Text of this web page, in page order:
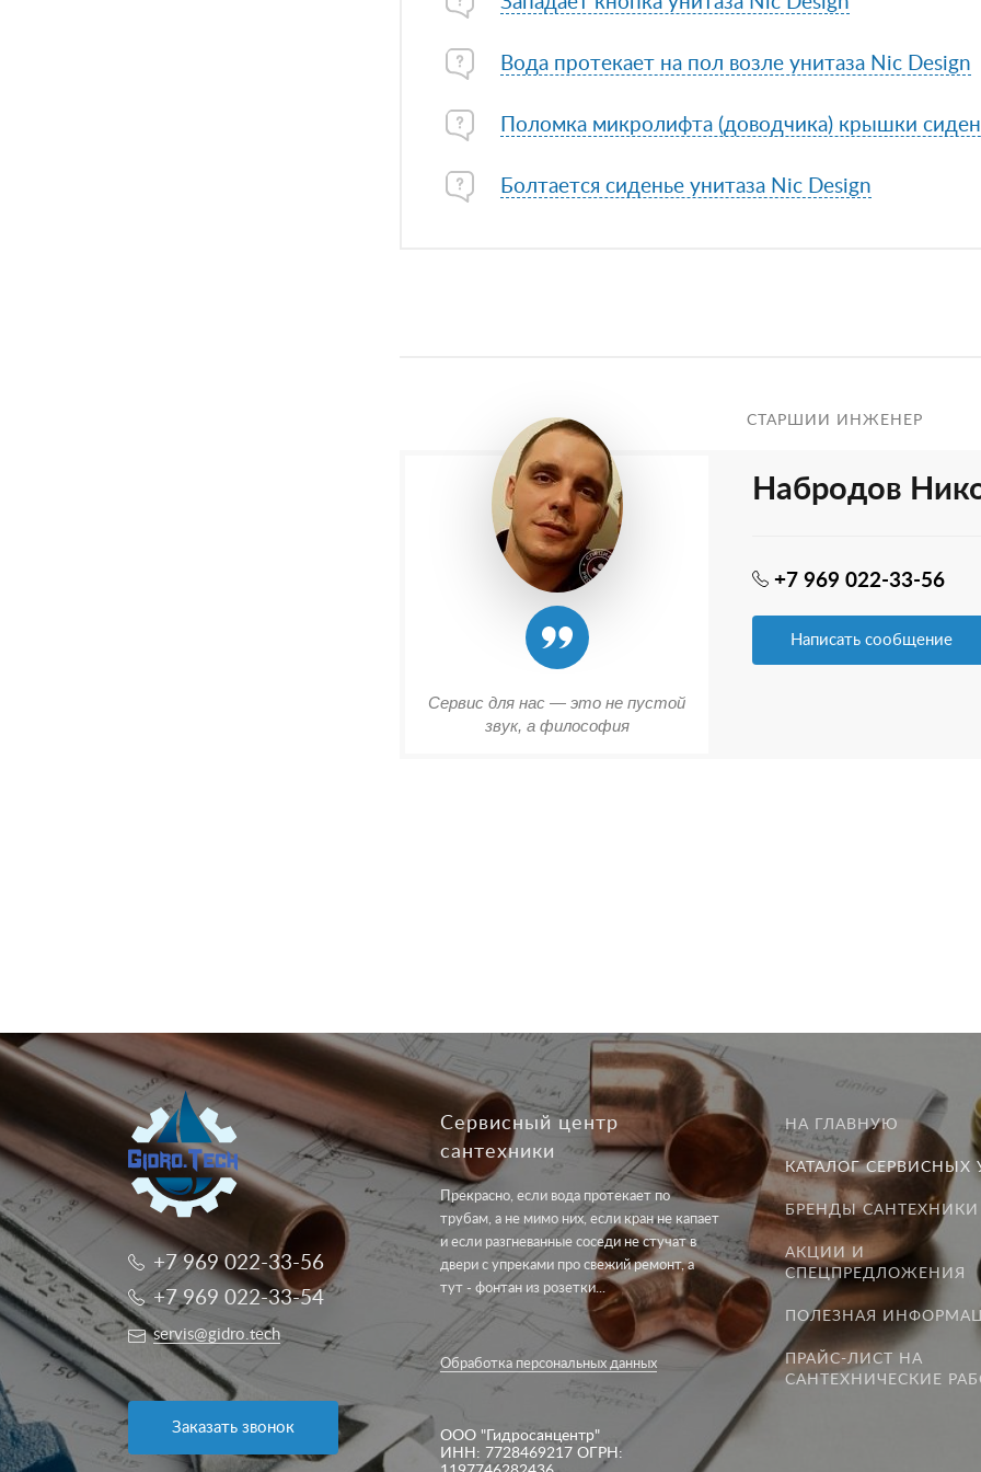
Вода протекает на пол возле унитаза Nic Design
Поломка микролифта (доводчика) крышки
Болтается сиденье унитаза Nic Design
СТАРШИЙ ИНЖЕНЕР
Набродов
+7 969 022-33-56
Написать сообщение
Сервис для нас — это не пустой
звук, а философия
+7 969 022-33-56
+7 969 022-33-54
servis@gidro.tech
Заказать звонок
Сервисный центр
сантехники
Прекрасно, если вода протекает по
трубам, а не мимо них, если кран не капает
и если разгневанные соседи не стучат в
двери с упреками про свежий ремонт, а
тут - фонтан из розетки...
Обработка персональных данных
ООО "Гидросанцентр"
ИНН: 7728469217 ОГРН:
НА ГЛАВНУЮ
КАТАЛОГ СЕРВИСНЫХ
БРЕНДЫ САНТЕХНИКИ
АКЦИИ И
СПЕЦПРЕДЛОЖЕНИЯ
ПОЛЕЗНАЯ
ПРАЙС-ЛИСТ НА
САНТЕХНИЧЕСКИЕ